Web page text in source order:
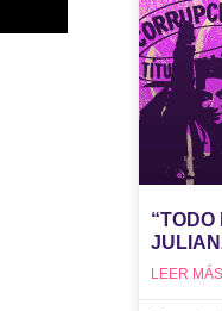
“TODO
LEER